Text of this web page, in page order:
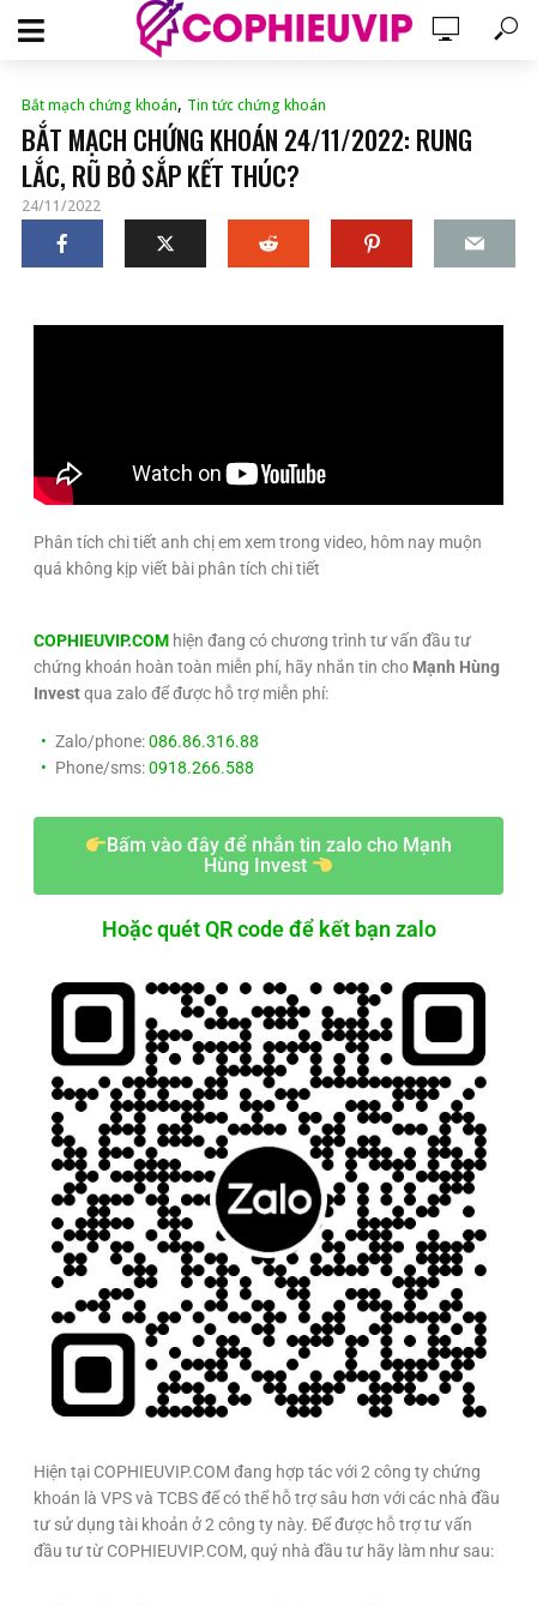
Bắt mạch chứng khoán, Tin tức chứng khoán
BẮT MẠCH CHỨNG KHOÁN 24/11/2022: RUNG
LẮC, RŨ BỎ SẮP KẾT THÚC?
24/11/2022
Phân tích chi tiết anh chị em xem trong video, hôm nay muộn
quá không kịp viết bài phân tích chi tiết
COPHIEUVIP.COM hiện đang có chương trình tư vấn đầu tư
chứng khoán hoàn toàn miễn phí, hãy nhắn tin cho Mạnh Hùng
Investqua zalo để được hỗ trợ miễn phí:
Zalo/phone:086.86.316.88
Phone/sms:0918.266.588
Bấm vào đây để nhắn tin zalo cho Mạnh
Hùng Invest
Hoặc quét QR code để kết bạn zalo
Hiện tại COPHIEUVIP.COM đang hợp tác với 2 công ty chứng
khoán là VPS và TCBS để có thể hỗ trợ sâu hơn với các nhà đầu
tư sử dụng tài khoản ở 2 công ty này. Để được hỗ trợ tư vấn
đầu tư từ COPHIEUVIP.COM, quý nhà đầu tư hãy làm như sau: